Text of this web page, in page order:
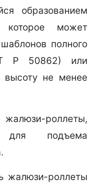
образованием
которое может
полного
Р 50862) или
высоту не менее
жалюзи-роллеты,
для подъема
жалюзи-роллеты